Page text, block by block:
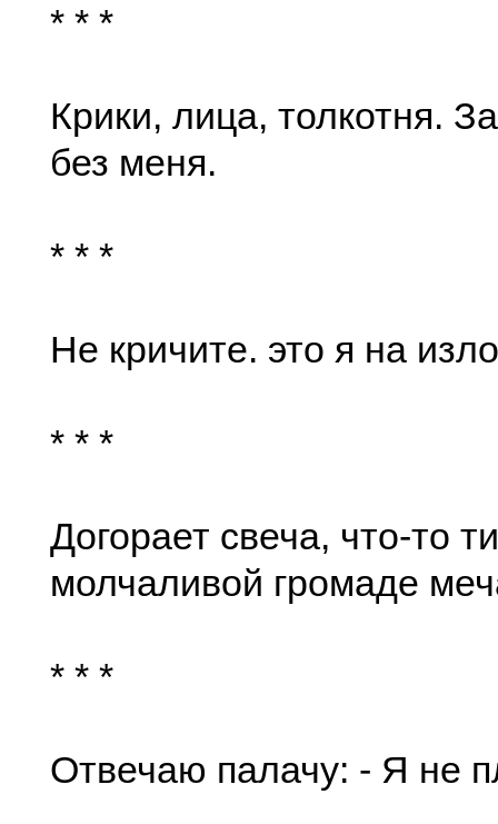
* * *
Крики, лица, толкотня.
без меня.
* * *
Не кричите. это я на
* * *
Догорает свеча, что-то
молчаливой громаде
* * *
Отвечаю палачу: - Я не